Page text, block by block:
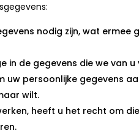
nodig zijn, wat ermee
in de gegevens die we van u
persoonlijke gegevens
wilt.
heeft u het recht om